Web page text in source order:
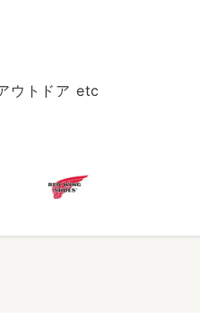
ウトドア etc